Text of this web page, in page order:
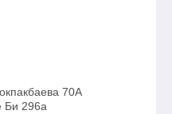
70А
Би 296а